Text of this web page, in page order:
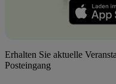
Erhalten Sie aktuelle
Posteingang